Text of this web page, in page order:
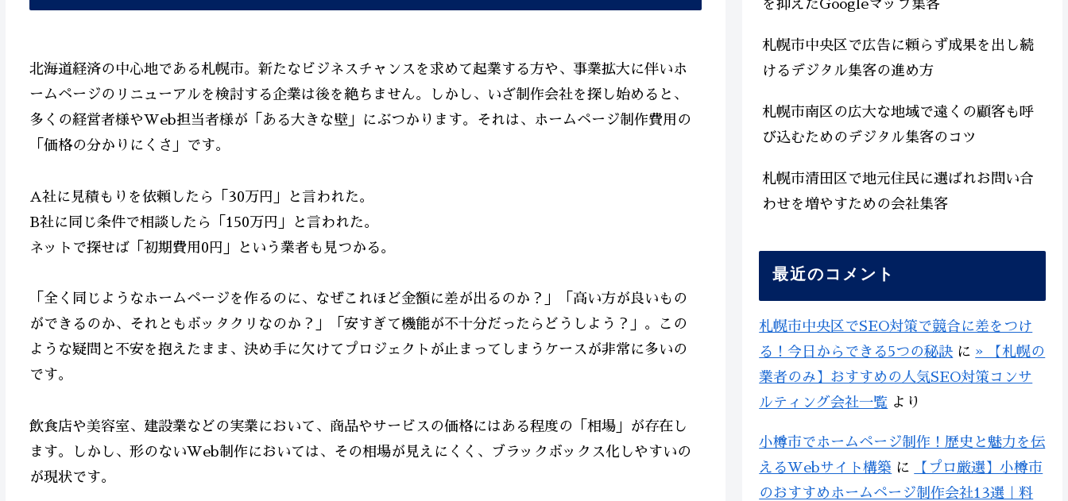
北海道経済の中心地である札幌市。新たなビジネスチャンスを求めて起業する方や、事業拡大に伴いホ
ームページのリニューアルを検討する企業は後を絶ちません。しかし、いざ制作会社を探し始めると、
多くの経営者様やWeb担当者様が「ある大きな壁」にぶつかります。それは、ホームページ制作費用の
「価格の分かりにくさ」です。
A社に見積もりを依頼したら「30万円」と言われた。
B社に同じ条件で相談したら「150万円」と言われた。
ネットで探せば「初期費用0円」という業者も見つかる。
「全く同じようなホームページを作るのに、なぜこれほど金額に差が出るのか？」「高い方が良いもの
ができるのか、それともボッタクリなのか？」「安すぎて機能が不十分だったらどうしよう？」。この
ような疑問と不安を抱えたまま、決め手に欠けてプロジェクトが止まってしまうケースが非常に多いの
です。
飲食店や美容室、建設業などの実業において、商品やサービスの価格にはある程度の「相場」が存在し
ます。しかし、形のないWeb制作においては、その相場が見えにくく、ブラックボックス化しやすいの
が現状です。
を抑えたGoogleマップ集客
札幌市中央区で広告に頼らず成果を出し続
けるデジタル集客の進め方
札幌市南区の広大な地域で遠くの顧客も呼
び込むためのデジタル集客のコツ
札幌市清田区で地元住民に選ばれお問い合
わせを増やすための会社集客
最近のコメント
札幌市中央区でSEO対策で競合に差をつけ
る！今日からできる5つの秘訣 に » 【札幌の
業者のみ】おすすめの人気SEO対策コンサ
ルティング会社一覧 より
小樽市でホームページ制作！歴史と魅力を伝
えるWebサイト構築 に
【プロ厳選】小樽市
のおすすめホームページ制作会社13選｜料